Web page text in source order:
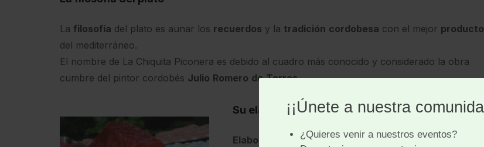
La filosofía del plato es aunar los recuerdos y la tradición cordobesa con el mejor producto
del mediterráneo.
El nombre de La Chiquita Piconera es debido al cuadro más conocido y considerado la obra
cumbre del pintor cordobés Julio Romero de Torres
Su elaboración
Elaboramos
un trampantojo de carbón vegetal